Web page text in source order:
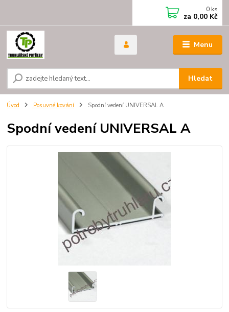
Menu
Hledat
0 ks
za 0,00 Kč
Úvod Posuvné kování Spodní vedení UNIVERSAL A
Spodní vedení UNIVERSAL A